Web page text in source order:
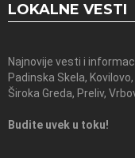
LOKALNE VESTI
Najnovije vesti i
Padinska Skela,
Široka Greda, Preliv,
Budite uvek u toku!